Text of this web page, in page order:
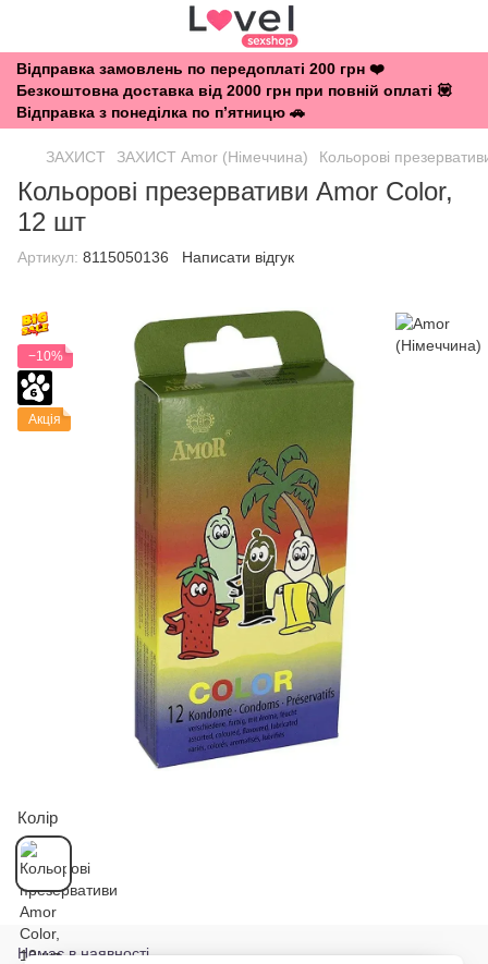
Відправка замовлень по передоплаті 200 грн ❤️
Безкоштовна доставка від 2000 грн при повній оплаті 💟
Відправка з понеділка по п’ятницю 🚗
ЗАХИСТ ЗАХИСТ Amor (Німеччина) Кольорові
Кольорові презервативи Amor Color,
12 шт
Артикул: 8115050136 Написати відгук
−10%
Акція
Колір
Немає в наявності